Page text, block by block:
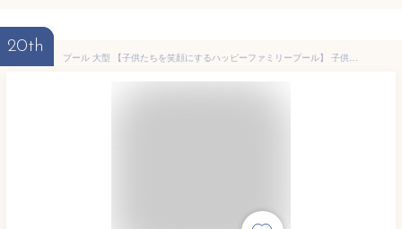
20th
プール 大型 【子供たちを笑顔にするハッピーファミリープール】 子供用 家庭用 305×180cm 250×160cm 200×150cm 150×100㎝ 【世界シェア約60％独占契約店】 (150×100×50㎝, ブルー)